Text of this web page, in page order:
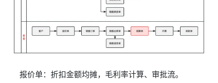
报价单：折扣金额均摊，毛利率计算、审批流。